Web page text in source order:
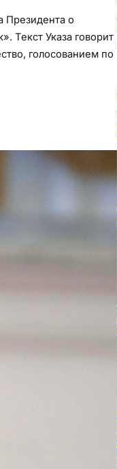
Президента о
Текст Указа говорит
голосованием по